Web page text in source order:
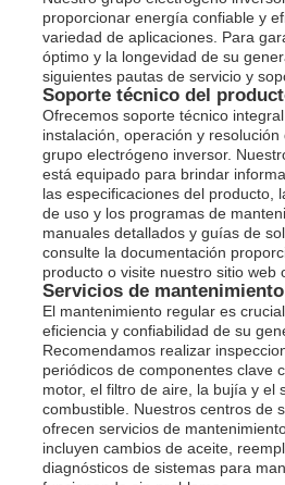
proporcionar energía confiable y
variedad de aplicaciones. Para
óptimo y la longevidad de su
siguientes pautas de servicio y
Soporte técnico del
Ofrecemos soporte técnico
instalación, operación y
grupo electrógeno inversor.
está equipado para brindar
las especificaciones del producto,
de uso y los programas de
manuales detallados y guías de
consulte la documentación
producto o visite nuestro sitio web
Servicios de
El mantenimiento regular es
eficiencia y confiabilidad de su
Recomendamos realizar
periódicos de componentes clave
motor, el filtro de aire, la bujía y el
combustible. Nuestros centros de
ofrecen servicios de
incluyen cambios de aceite,
diagnósticos de sistemas para